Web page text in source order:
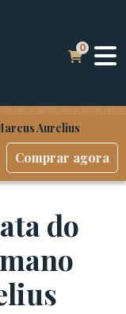
Aurelius
Comprar agora
do